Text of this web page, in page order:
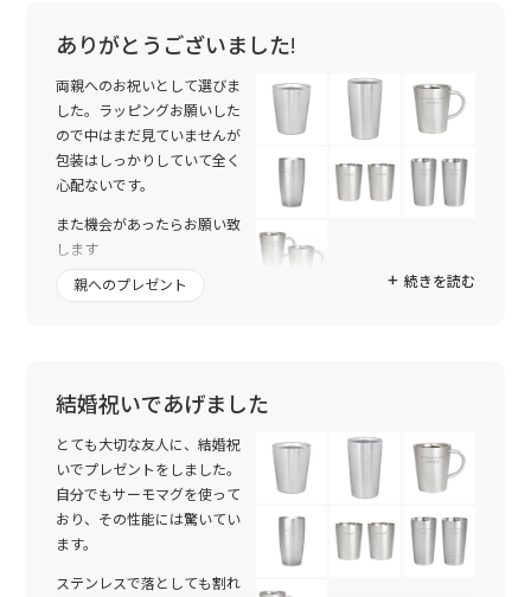
ありがとうございました!
両親へのお祝いとして選びま
した。ラッピングお願いした
ので中はまだ見ていませんが
包装はしっかりしていて全く
心配ないです。
また機会があったらお願い致
します
続きを読む
親へのプレゼント
結婚祝いであげました
とても大切な友人に、結婚祝
いでプレゼントをしました。
自分でもサーモマグを使って
おり、その性能には驚いてい
ます。
ステンレスで落としても割れ